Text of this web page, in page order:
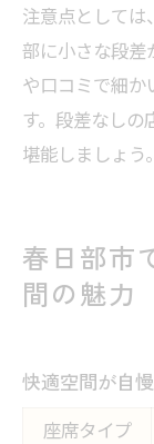
注意点としては
部に小さな段差
や口コミで細
す。段差なしの
堪能しましょう。
春日部市
間の魅力
快適空間が自
座席タイプ